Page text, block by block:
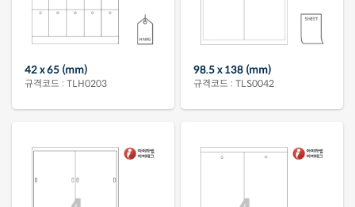
42 x 65 (mm)
규격코드 : TLH0203
98.5 x 138 (mm)
규격코드 : TLS0042